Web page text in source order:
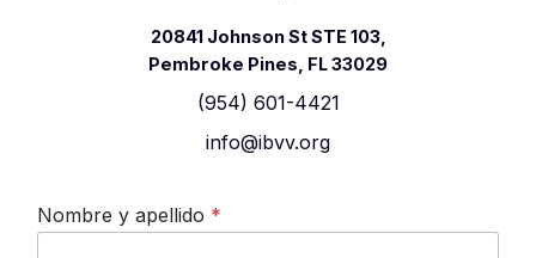
20841 Johnson St STE 103,
Pembroke Pines, FL 33029
‪(954) 601-4421‬
info@ibvv.org
Nombre y apellido *